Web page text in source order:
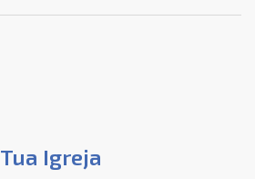
Tua Igreja